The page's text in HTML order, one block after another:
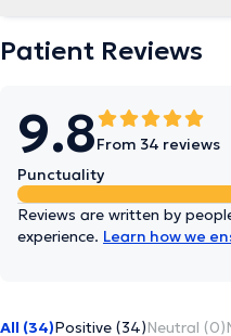
Patient Reviews
9.8From 34 reviews
Punctuality
Reviews are written by
experience. Learn how we
All (34)Positive (34)Neutral (0)